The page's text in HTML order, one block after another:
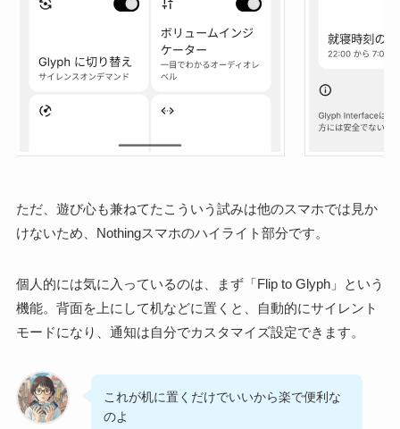
ただ、遊び心も兼ねてたこういう試みは他のスマホでは見か
けないため、Nothingスマホのハイライト部分です。
個人的には気に入っているのは、まず「Flip to Glyph」という
機能。背面を上にして机などに置くと、自動的にサイレント
モードになり、通知は自分でカスタマイズ設定できます。
これが机に置くだけでいいから楽で便利な
のよ